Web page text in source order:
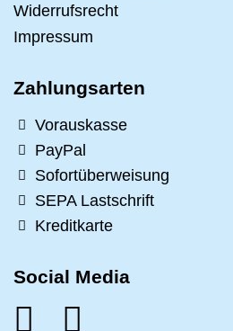
Widerrufsrecht
Impressum
Zahlungsarten
Vorauskasse
PayPal
Sofortüberweisung
SEPA Lastschrift
Kreditkarte
Social Media